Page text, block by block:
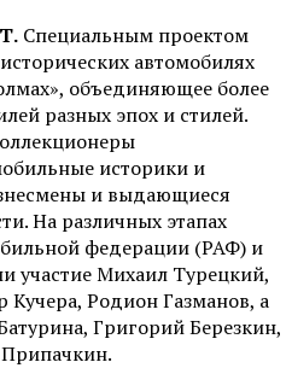
Специальным проектом
автомобилях
объединяющее более
разных эпох и стилей.
историки и
и выдающиеся
На различных этапах
федерации (РАФ) и
участие Михаил Турецкий,
Родион Газманов, а
Григорий Березкин,